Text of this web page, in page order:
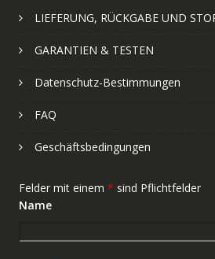
LIEFERUNG, RÜCKGABE UND
GARANTIEN & TESTEN
Datenschutz-Bestimmungen
FAQ
Geschäftsbedingungen
Felder mit einem * sind Pflichtfelder
Name